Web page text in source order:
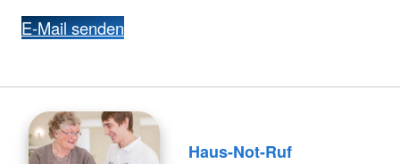
E-Mail senden
Haus-Not-Ruf